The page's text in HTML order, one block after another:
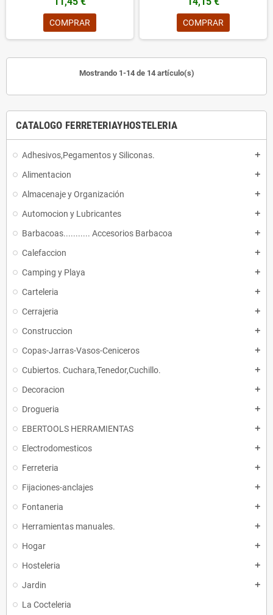
CATALOGO FERRETERIAYHOSTELERIA
Adhesivos,Pegamentos y Siliconas. add
Alimentacion add
Almacenaje y Organización add
Automocion y Lubricantes add
Barbacoas........... Accesorios Barbacoa add
Calefaccion add
Camping y Playa add
Carteleria add
Cerrajeria add
Construccion add
Copas-Jarras-Vasos-Ceniceros add
Cubiertos. Cuchara,Tenedor,Cuchillo. add
Decoracion add
Drogueria add
EBERTOOLS HERRAMIENTAS add
Electrodomesticos add
Ferreteria add
Fijaciones-anclajes add
Fontaneria add
Herramientas manuales. add
Hogar add
Hosteleria add
Jardin add
La Cocteleria
COMPRAR COMPRAR
Mostrando 1-14 de 14 artículo(s)